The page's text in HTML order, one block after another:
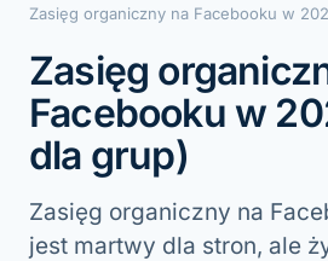
Zasięg organiczny na Facebooku w
Zasięg
Facebooku w
dla grup)
Zasięg organiczny na
jest martwy dla stron, ale